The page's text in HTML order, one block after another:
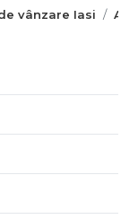
vânzare Iasi
de transport în
și
Razvan Leonte